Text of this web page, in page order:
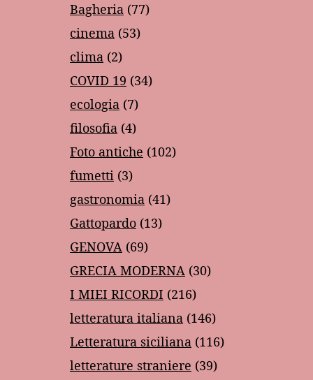
Bagheria (77)
cinema (53)
clima (2)
COVID 19 (34)
ecologia (7)
filosofia (4)
Foto antiche (102)
fumetti (3)
gastronomia (41)
Gattopardo (13)
GENOVA (69)
GRECIA MODERNA (30)
I MIEI RICORDI (216)
letteratura italiana (146)
Letteratura siciliana (116)
letterature straniere (39)